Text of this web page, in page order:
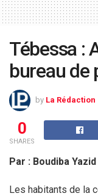
Tébessa :
bureau de
by La Rédaction
0
SHARES
Par : Boudiba Yazid
Les habitants de la